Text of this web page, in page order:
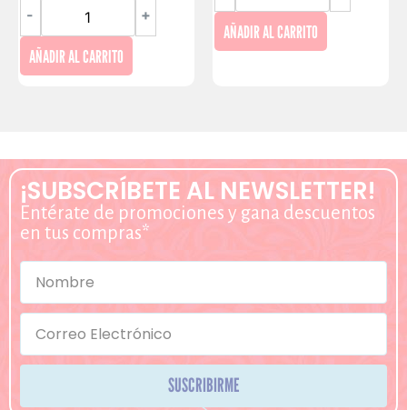
- +
AÑADIR AL CARRITO
AÑADIR AL CARRITO
¡SUBSCRÍBETE AL NEWSLETTER!
Entérate de promociones y gana descuentos
en tus compras*
SUSCRIBIRME